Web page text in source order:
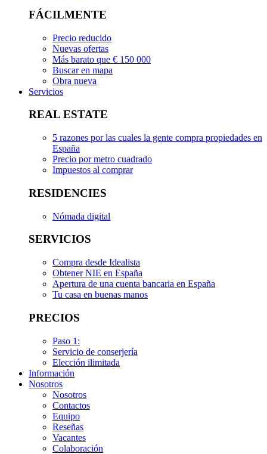
FÁCILMENTE
Precio reducido
Nuevas ofertas
Más barato que € 150 000
Buscar en mapa
Obra nueva
Servicios
REAL ESTATE
5 razones por las cuales la gente compra propiedades en
España
Precio por metro cuadrado
Impuestos al comprar
RESIDENCIES
Nómada digital
SERVICIOS
Compra desde Idealista
Obtener NIE en España
Apertura de una cuenta bancaria en España
Tu casa en buenas manos
PRECIOS
Paso 1:
Servicio de conserjería
Elección ilimitada
Información
Nosotros
Nosotros
Contactos
Equipo
Reseñas
Vacantes
Colaboración